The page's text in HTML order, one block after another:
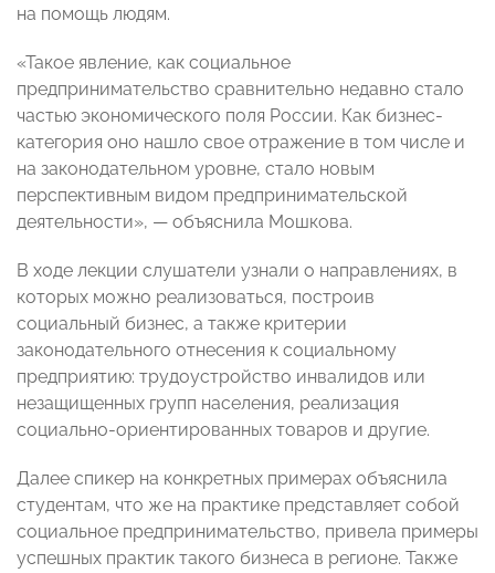
на помощь людям.
«Такое явление, как социальное
предпринимательство сравнительно недавно стало
частью экономического поля России. Как бизнес-
категория оно нашло свое отражение в том числе и
на законодательном уровне, стало новым
перспективным видом предпринимательской
деятельности», — объяснила Мошкова.
В ходе лекции слушатели узнали о направлениях, в
которых можно реализоваться, построив
социальный бизнес, а также критерии
законодательного отнесения к социальному
предприятию: трудоустройство инвалидов или
незащищенных групп населения, реализация
социально-ориентированных товаров и другие.
Далее спикер на конкретных примерах объяснила
студентам, что же на практике представляет собой
социальное предпринимательство, привела примеры
успешных практик такого бизнеса в регионе. Также